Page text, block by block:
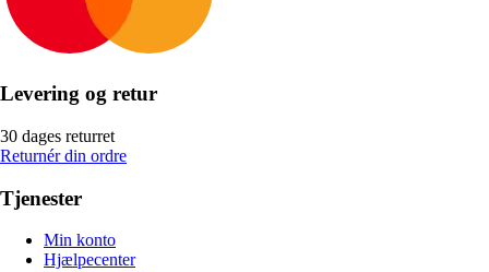
Levering og retur
30 dages returret
Returnér din ordre
Tjenester
Min konto
Hjælpecenter